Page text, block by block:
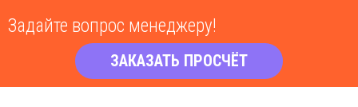
Задайте вопрос менеджеру!
ЗАКАЗАТЬ ПРОСЧЁТ